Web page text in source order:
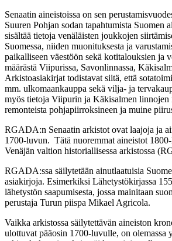
Senaatin aineistoissa on sen
Suuren Pohjan sodan tapahtumista Suomen
sisältää tietoja venäläisten joukkojen
Suomessa, niiden muonituksesta ja
paikalliseen väestöön sekä kotitalouksien ja
määrästä Viipurissa, Savonlinnassa,
Arkistoasiakirjat todistavat siitä, että
mm. ulkomaankauppa sekä vilja- ja
myös tietoja Viipurin ja Käkisalmen linnojen
remonteista pohjapiirroksineen ja muine
RGADA:n Senaatin arkistot ovat laajoja ja
1700-luvun. Tätä nuoremmat aineistot
Venäjän valtion historiallisessa arkistossa
RGADA:ssa säilytetään ainutlaatuisia
asiakirjoja. Esimerkiksi Lähetystökirjassa
lähetystön saapumisesta, jossa mainitaan
perustaja Turun piispa Mikael Agricola.
Vaikka arkistossa säilytettävän aineiston
ulottuvat pääosin 1700-luvulle, on olemassa